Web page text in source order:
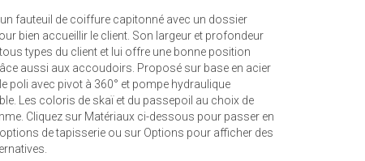
fauteuil de coiffure capitonné avec un dossier
bien accueillir le client. Son largeur et profondeur
types du client et lui offre une bonne position
aussi aux accoudoirs. Proposé sur base en acier
poli avec pivot à 360° et pompe hydraulique
Les coloris de skaï et du passepoil au choix de
Cliquez sur Matériaux ci-dessous pour passer en
de tapisserie ou sur Options pour afficher des